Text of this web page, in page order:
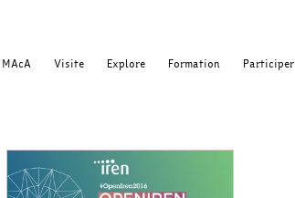
MAcA Visite Explore Formation Participer